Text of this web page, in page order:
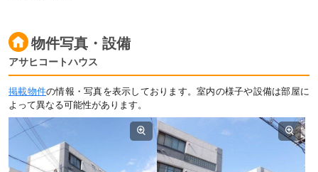
物件写真・設備
アサヒコートハウス
掲載物件の情報・写真を表示しております。室内の様子や設備は部屋に
よって異なる可能性があります。